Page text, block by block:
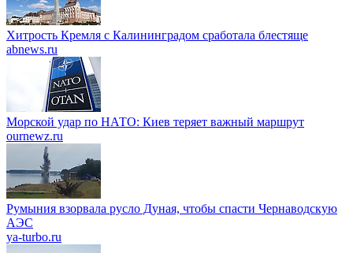
Хитрость Кремля с Калининградом сработала блестяще
abnews.ru
Морской удар по НАТО: Киев теряет важный маршрут
ournewz.ru
Румыния взорвала русло Дуная, чтобы спасти Чернаводскую
АЭС
ya-turbo.ru